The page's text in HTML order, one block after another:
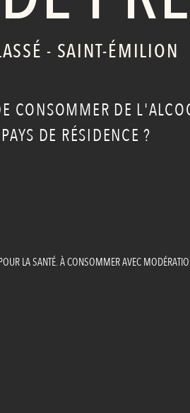
- SAINT-ÉMILION
CONSOMMER DE
DE RÉSIDENCE ?
LA SANTÉ. À CONSOMMER AVEC